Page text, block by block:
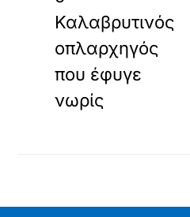
Καλαβρυτινός
οπλαρχηγός
που έφυγε
νωρίς